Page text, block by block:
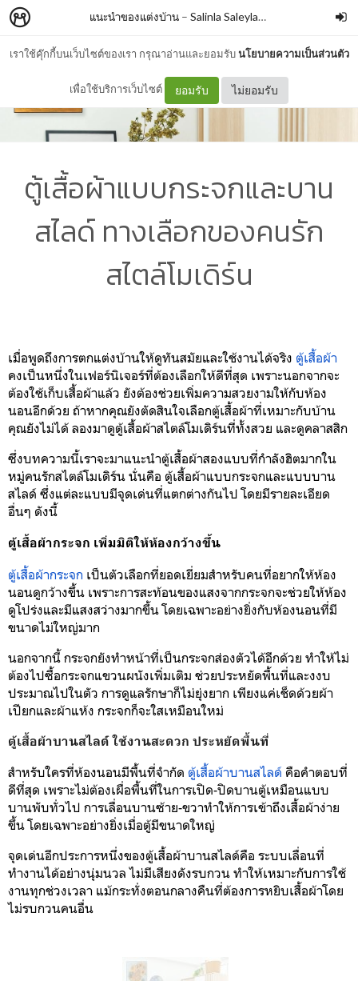
เราใช้คุ๊กกี้บนเว็บไซต์ของเรา กรุณาอ่านและยอมรับนโยบายความเป็นส่วนตัว
เพื่อใช้บริการเว็บไซต์ ยอมรับ ไม่ยอมรับ
แนะนำของแต่งบ้าน – Salinla Saleylanon
ตู้เสื้อผ้าแบบกระจกและบาน
สไลด์ ทางเลือกของคนรัก
สไตล์โมเดิร์น
เมื่อพูดถึงการตกแต่งบ้านให้ดูทันสมัยและใช้งานได้จริง ตู้เสื้อผ้า
คงเป็นหนึ่งในเฟอร์นิเจอร์ที่ต้องเลือกให้ดีที่สุด เพราะนอกจากจะ
ต้องใช้เก็บเสื้อผ้าแล้ว ยังต้องช่วยเพิ่มความสวยงามให้กับห้อง
นอนอีกด้วย ถ้าหากคุณยังตัดสินใจเลือกตู้เสื้อผ้าที่เหมาะกับบ้าน
คุณยังไม่ได้ ลองมาดูตู้เสื้อผ้าสไตล์โมเดิร์นที่ทั้งสวย และดูคลาสสิก
ซึ่งบทความนี้เราจะมาแนะนำตู้เสื้อผ้าสองแบบที่กำลังฮิตมากใน
หมู่คนรักสไตล์โมเดิร์น นั่นคือ ตู้เสื้อผ้าแบบกระจกและแบบบาน
สไลด์ ซึ่งแต่ละแบบมีจุดเด่นที่แตกต่างกันไป โดยมีรายละเอียด
อื่นๆ ดังนี้
ตู้เสื้อผ้ากระจก เพิ่มมิติให้ห้องกว้างขึ้น
ตู้เสื้อผ้ากระจก เป็นตัวเลือกที่ยอดเยี่ยมสำหรับคนที่อยากให้ห้อง
นอนดูกว้างขึ้น เพราะการสะท้อนของแสงจากกระจกจะช่วยให้ห้อง
ดูโปร่งและมีแสงสว่างมากขึ้น โดยเฉพาะอย่างยิ่งกับห้องนอนที่มี
ขนาดไม่ใหญ่มาก
นอกจากนี้ กระจกยังทำหน้าที่เป็นกระจกส่องตัวได้อีกด้วย ทำให้ไม่
ต้องไปซื้อกระจกแขวนผนังเพิ่มเติม ช่วยประหยัดพื้นที่และงงบ
ประมาณไปในตัว การดูแลรักษาก็ไม่ยุ่งยาก เพียงแค่เช็ดด้วยผ้า
เปียกและผ้าแห้ง กระจกก็จะใสเหมือนใหม่
ตู้เสื้อผ้าบานสไลด์ ใช้งานสะดวก ประหยัดพื้นที่
สำหรับใครที่ห้องนอนมีพื้นที่จำกัด ตู้เสื้อผ้าบานสไลด์ คือคำตอบที่
ดีที่สุด เพราะไม่ต้องเผื่อพื้นที่ในการเปิด-ปิดบานตู้เหมือนแบบ
บานพับทั่วไป การเลื่อนบานซ้าย-ขวาทำให้การเข้าถึงเสื้อผ้าง่าย
ขึ้น โดยเฉพาะอย่างยิ่งเมื่อตู้มีขนาดใหญ่
จุดเด่นอีกประการหนึ่งของตู้เสื้อผ้าบานสไลด์คือ ระบบเลื่อนที่
ทำงานได้อย่างนุ่มนวล ไม่มีเสียงดังรบกวน ทำให้เหมาะกับการใช้
งานทุกช่วงเวลา แม้กระทั่งตอนกลางคืนที่ต้องการหยิบเสื้อผ้าโดย
ไม่รบกวนคนอื่น